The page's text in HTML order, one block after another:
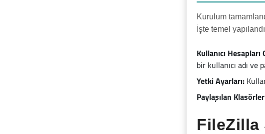
Kurulum
İşte temel
Kullanıcı
bir kullanıcı adı ve
Yetki Ayarları:
Paylaşılan
FileZilla